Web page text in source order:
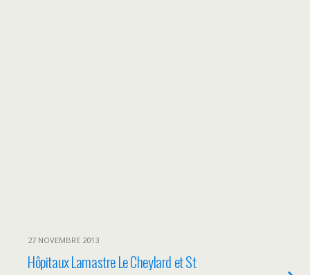
27 NOVEMBRE 2013
Hôpitaux Lamastre Le Cheylard et St